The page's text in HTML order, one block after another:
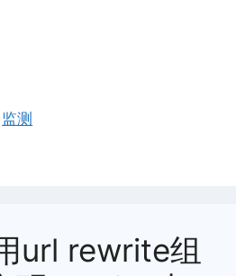
监测
url rewrite组